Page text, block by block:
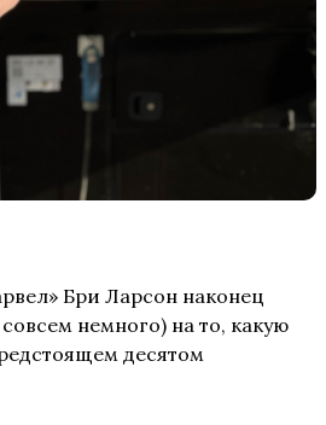
Бри Ларсон наконец
немного) на то, какую
десятом